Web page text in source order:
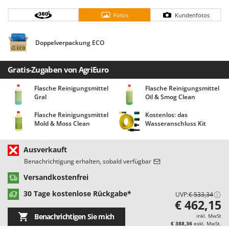
Bodenreinigungsmaschinen
Brutmaschinen Inkubatoren
Bürsten für den Außenbereich
D Dampfreiniger und Dampfbesen
Einachsschlepper
Elektrische Tauchpumpen
Erdbohrer
Erntenetze für Obst und Oliven
F
Feder Grubber
Feldspritzen für Pflanzenschutz
Fleischwolf
Barbieri
Batavia
Benassi
Berkel
Bernardi
Bertolini Pumps
Besser Vacuum
Beta tools
Bissell
Black & Decker
BlackStone
Blue Bird
Bomet
Fotos Kundenfotos
Doppelverpackung ECO
Gratis-Zugaben von AgriEuro
Flasche Reinigungsmittel
Gral
Flasche Reinigungsmittel
Oil & Smog Clean
Flasche Reinigungsmittel
Mold & Moss Clean
Kostenlos: das
Wasseranschluss Kit
Ausverkauft
Benachrichtigung erhalten, sobald verfügbar
Versandkostenfrei
30 Tage kostenlose Rückgabe*
UVP:€ 533,34
Benachrichtigen Sie mich
€ 462,15
inkl. MwSt
€ 388,36 exkl. MwSt.